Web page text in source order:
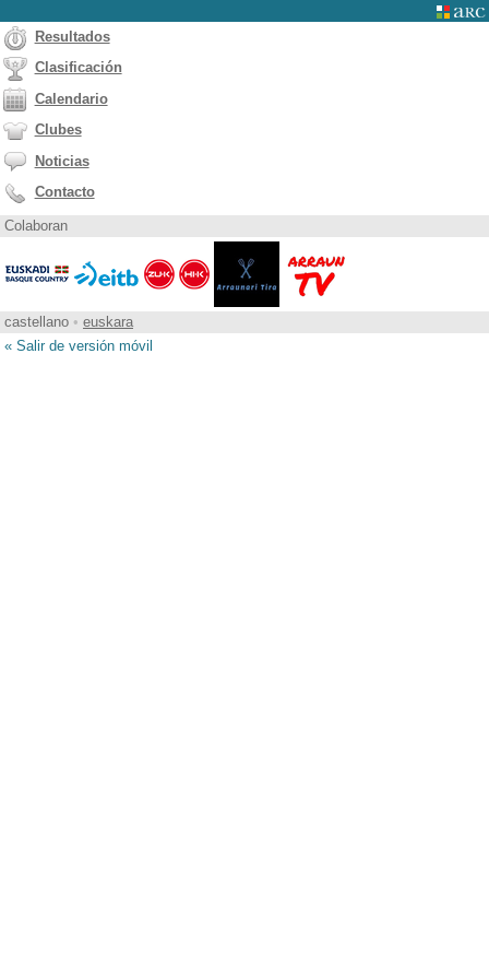
Resultados
Clasificación
Calendario
Clubes
Noticias
Contacto
Colaboran
castellano • euskara
« Salir de versión móvil